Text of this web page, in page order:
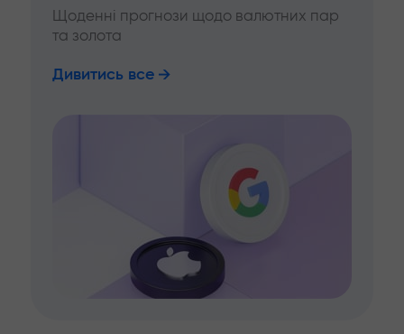
Щоденні прогнози щодо валютних пар
та золота
Дивитись все